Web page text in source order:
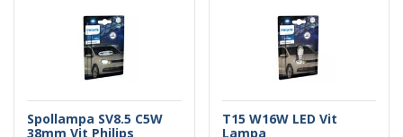
Spollampa SV8.5 C5W
38mm Vit Philips
T15 W16W LED Vit
Lampa